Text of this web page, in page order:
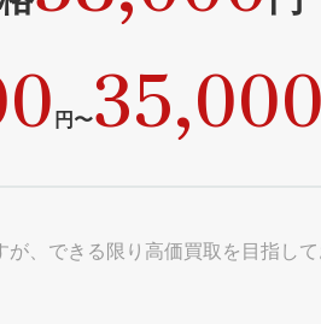
円〜35,000
、できる限り高価買取を目指し